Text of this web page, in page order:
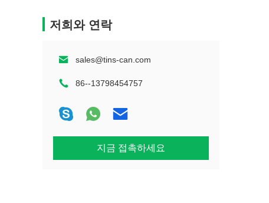
저희와 연락
sales@tins-can.com
86--13798454757
지금 접촉하세요